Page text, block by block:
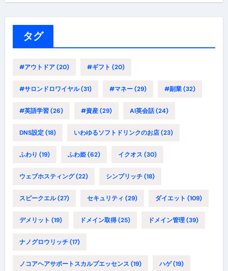
タグ
#アウトドア(20) #ギフト (20)
#サロンドロワイヤル(31) #マネー(29) #副業(32)
#英語学習(26) #資産(29) AI英会話(24)
DNS設定(18) いわゆるソフトドリンクのお店(23)
ふわり (19) ふわ姫(62) イクオス (30)
ウェブホスティング(22) シンプリッチ(18)
スピークエル(27) セキュリティ (29) ダイエット (109)
デメリット (19) ドメイン取得(25) ドメイン管理(39)
ナノグロウリッチ(17)
ノコアヘアサポートスカルプエッセンス (19) ハゲ(19)